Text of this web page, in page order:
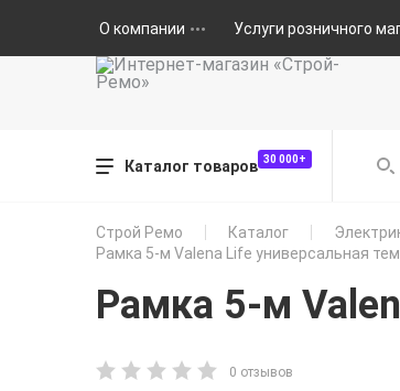
О компании Услуги розничного
Каталог товаров 30 000+
Строй Ремо Каталог
Рамка 5-м Valena Life универсальная
Рамка 5-м
0 отзывов